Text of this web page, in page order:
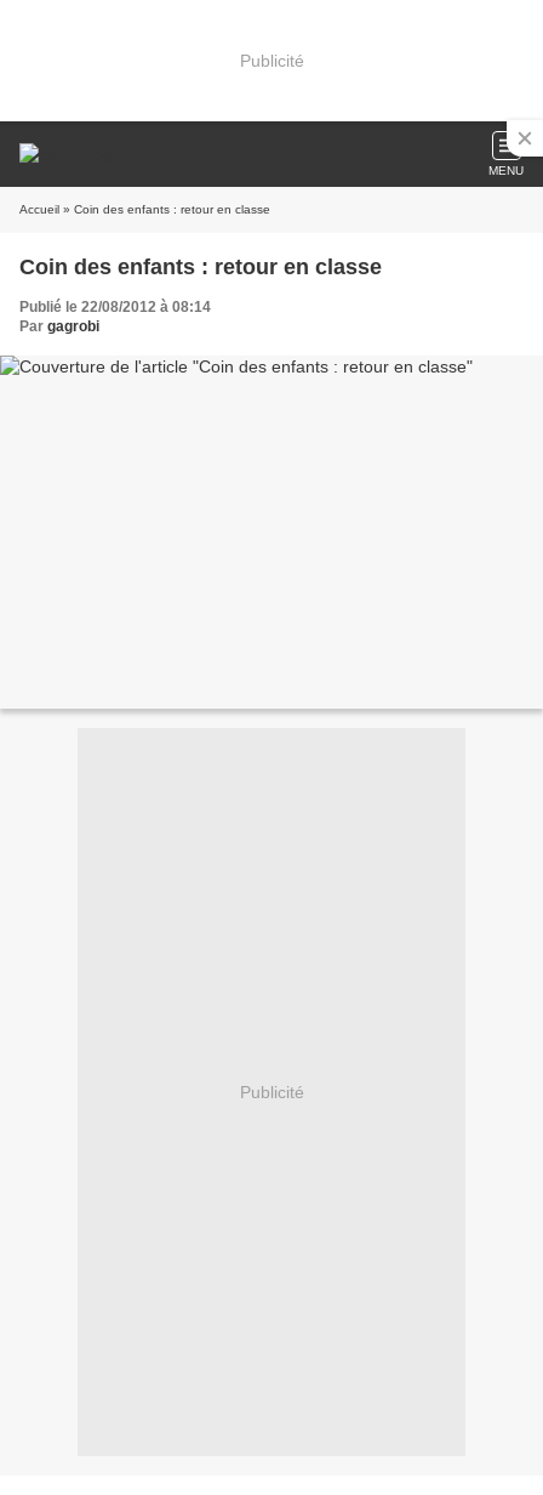
Publicité
MENU
Accueil » Coin des enfants : retour en classe
Coin des enfants : retour en classe
Publié le 22/08/2012 à 08:14
Par gagrobi
Publicité